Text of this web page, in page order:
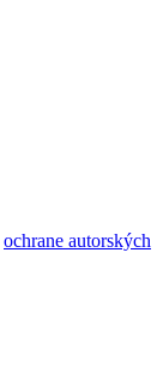
ochrane autorských